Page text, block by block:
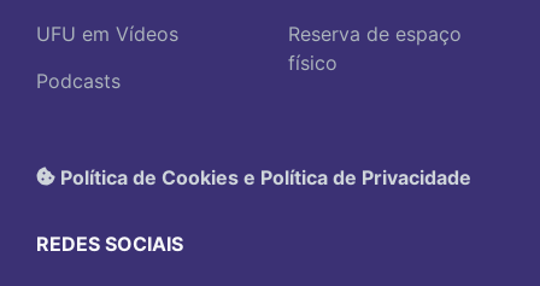
UFU em Vídeos
Podcasts
Reserva de espaço
físico
Política de Cookies e Política de Privacidade
REDES SOCIAIS